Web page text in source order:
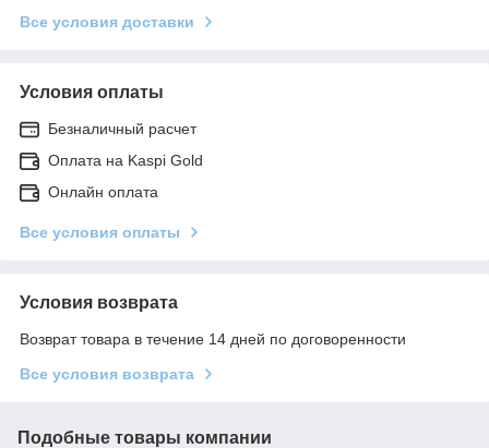
Все условия доставки
Условия оплаты
Безналичный расчет
Оплата на Kaspi Gold
Онлайн оплата
Все условия оплаты
Условия возврата
Возврат товара в течение 14 дней по договоренности
Все условия возврата
Подобные товары компании